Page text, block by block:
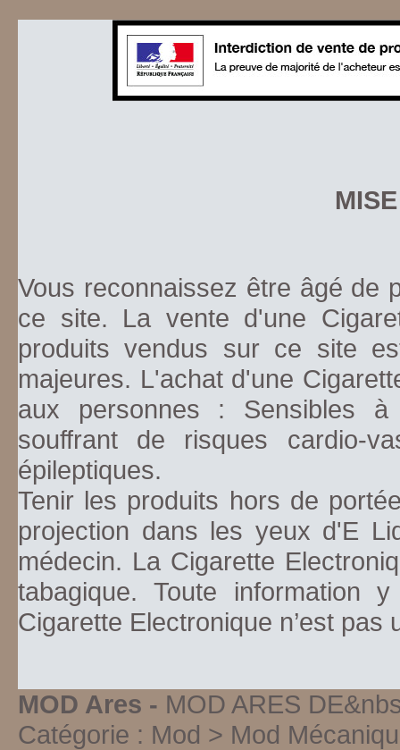
Vous reconnaissez être âgé de
ce site. La vente d'une
produits vendus sur ce site
majeures. L'achat d'une
aux personnes : Sensibles
souffrant de risques cardio-
épileptiques.
Tenir les produits hors de
projection dans les yeux d'E
médecin. La Cigarette
tabagique. Toute information
Cigarette Electronique n’est pas
MOD Ares - MOD ARES
Catégorie : Mod > Mod